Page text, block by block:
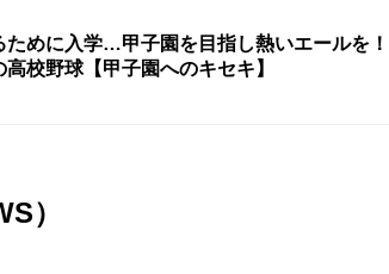
ために入学…甲子園を目指し熱いエールを
校野球【甲子園へのキセキ】
）